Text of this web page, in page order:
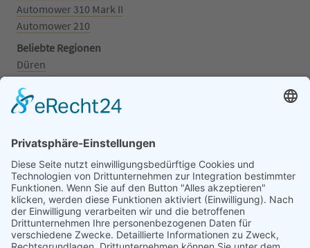
Automower 310 Mark II
Automower 210
Beliebte Regionen
Düren
Grafschaft
Kalenborn
Mayschoß
Bonn
Beliebte Kategorien
Aufsitzrasenmäher
Mähroboter
Motorsäge
Schneefräse